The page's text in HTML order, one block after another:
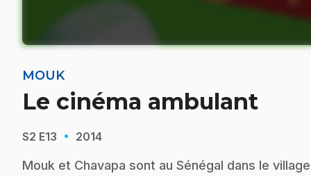
MOUK
Le cinéma ambulant
S2 E13 · 2014
Mouk et Chavapa sont au Sénégal dans le